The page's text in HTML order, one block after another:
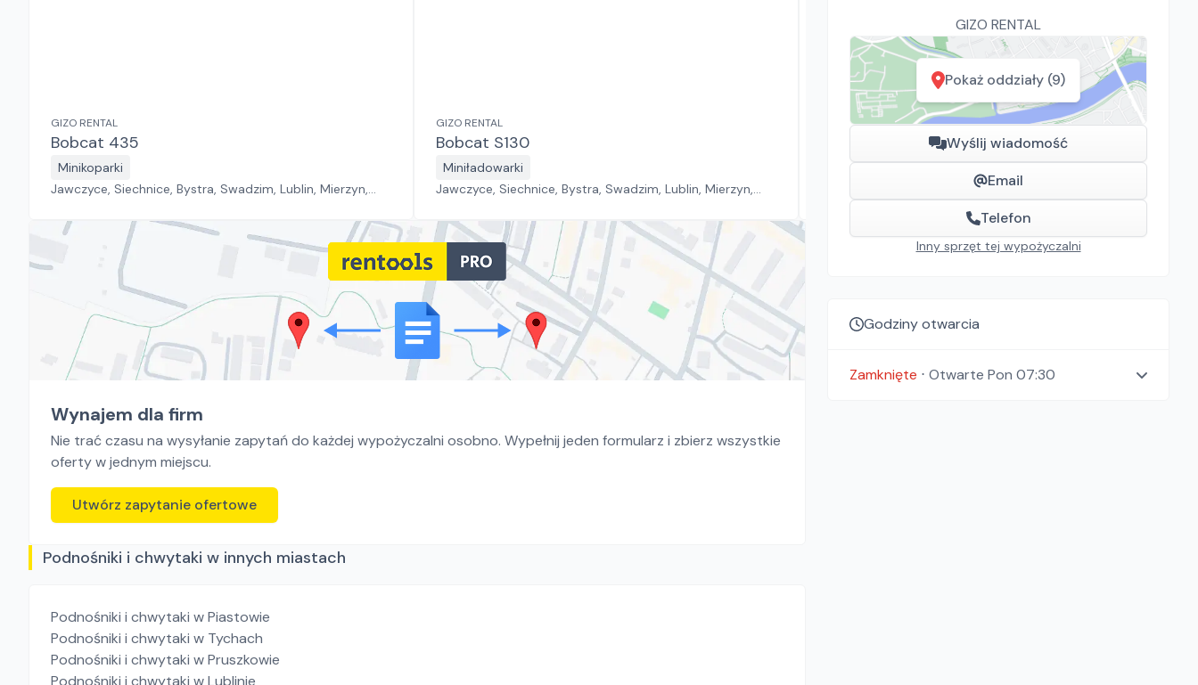
GIZO RENTAL
Pokaż oddziały (9)
Wyślij wiadomość
Email
Telefon
Inny sprzęt tej wypożyczalni
Godziny otwarcia
Zamknięte ⋅ Otwarte Pon 07:30
GIZO RENTAL
Bobcat 435
Minikoparki
Jawczyce, Siechnice, Bystra, Swadzim, Lublin, Mierzyn,
GIZO RENTAL
Bobcat S130
Miniładowarki
Jawczyce, Siechnice, Bystra, Swadzim, Lublin, Mierzyn,
GIZO RENTAL
Wózki widłowe
Jawczyce, Siechnice, Bystra, Swadzim, Lublin, Mierzyn,
Złotoria, Bogumiłów, Tychy
Wynajem dla firm
Nie trać czasu na wysyłanie zapytań do każdej wypożyczalni osobno. Wypełnij jeden formularz i zbierz wszystkie
oferty w jednym miejscu.
Utwórz zapytanie ofertowe
Podnośniki i chwytaki w innych miastach
Podnośniki i chwytaki w Piastowie
Podnośniki i chwytaki w Tychach
Podnośniki i chwytaki w Pruszkowie
Podnośniki i chwytaki w Lublinie